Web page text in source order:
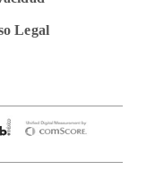
Legal